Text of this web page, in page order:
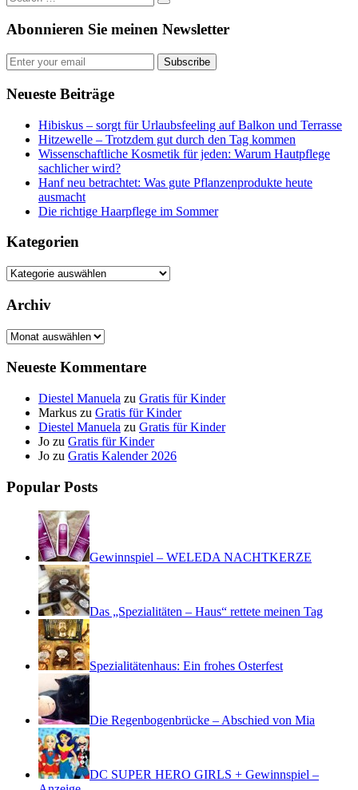
Abonnieren Sie meinen Newsletter
Subscribe
Neueste Beiträge
Hibiskus – sorgt für Urlaubsfeeling auf Balkon und Terrasse
Hitzewelle – Trotzdem gut durch den Tag kommen
Wissenschaftliche Kosmetik für jeden: Warum Hautpflege
sachlicher wird?
Hanf neu betrachtet: Was gute Pflanzenprodukte heute
ausmacht
Die richtige Haarpflege im Sommer
Kategorien
Kategorien
Archiv
Archiv
Neueste Kommentare
Diestel Manuela zu Gratis für Kinder
Markus zu Gratis für Kinder
Diestel Manuela zu Gratis für Kinder
Jo zu Gratis für Kinder
Jo zu Gratis Kalender 2026
Popular Posts
Gewinnspiel – WELEDA NACHTKERZE
Das „Spezialitäten – Haus“ rettete meinen Tag
Spezialitätenhaus: Ein frohes Osterfest
Die Regenbogenbrücke – Abschied von Mia
DC SUPER HERO GIRLS + Gewinnspiel –